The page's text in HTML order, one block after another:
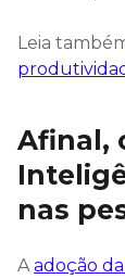
Leia
Afinal,
nas
A adoção